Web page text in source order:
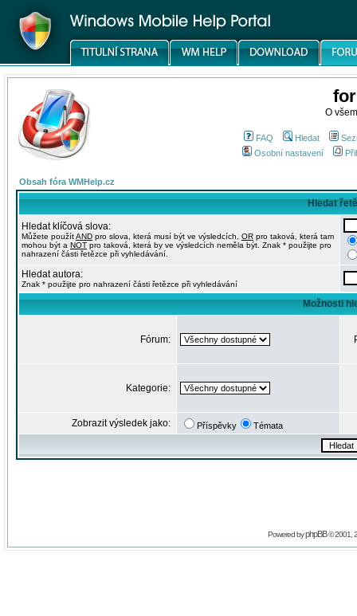
O
FAQ Hledat
Osobní nastavení
Obsah fóra WMHelp.cz
Hledat
Hledat klíčová slova:
Můžete použítAND pro slova, která musí být ve výsledcích, OR pro taková, která tam
mohou být a NOT pro taková, která by ve výsledcích neměla být. Znak * použijte pro
nahrazení části řetězce při vyhledávání.
Hledat autora:
Znak * použijte pro nahrazení části řetězce při vyhledávání
Možnosti
Fórum:
Kategorie:
Zobrazit výsledek jako: Příspěvky Témata
Powered byphpBB© 2001,